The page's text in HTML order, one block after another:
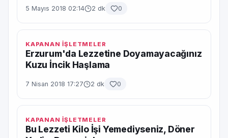
5 Mayıs 2018 02:14 2 dk 0
KAPANAN İŞLETMELER
Erzurum'da Lezzetine Doyamayacağınız
Kuzu İncik Haşlama
7 Nisan 2018 17:27 2 dk 0
KAPANAN İŞLETMELER
Bu Lezzeti Kilo İşi Yemediyseniz, Döner